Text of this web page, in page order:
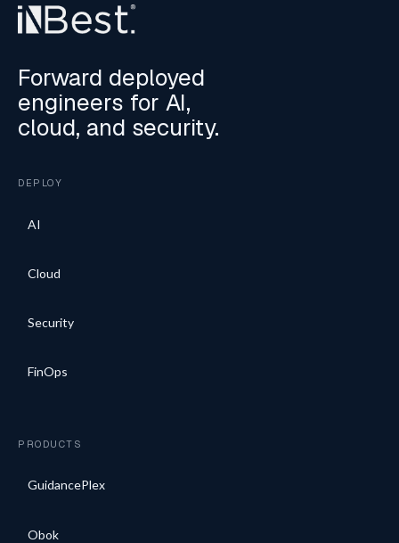
Forward deployed
engineers for AI,
cloud, and security.
DEPLOY
AI
Cloud
Security
FinOps
PRODUCTS
GuidancePlex
Obok